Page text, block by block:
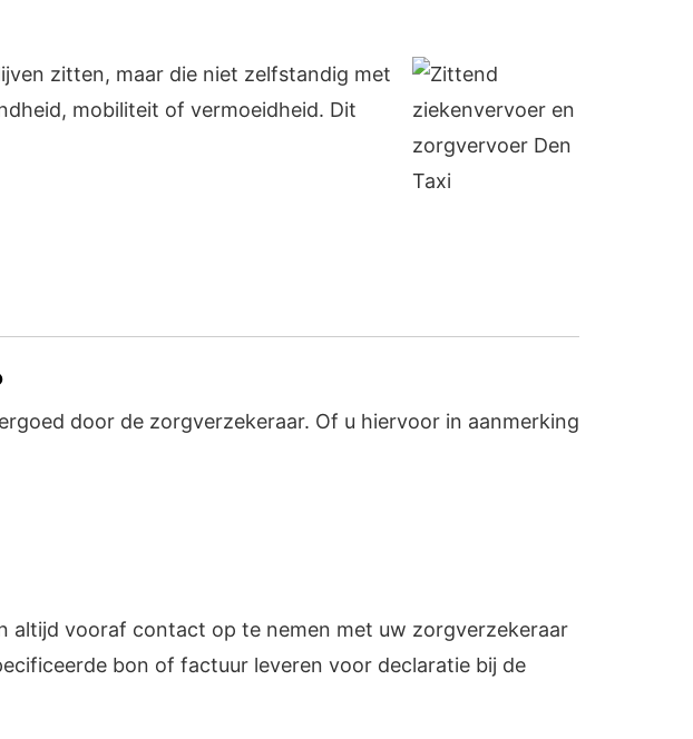
zitten, maar die niet zelfstandig met
mobiliteit of vermoeidheid. Dit
door de zorgverzekeraar. Of u hiervoor in aanmerking
altijd vooraf contact op te nemen met uw zorgverzekeraar
bon of factuur leveren voor declaratie bij de